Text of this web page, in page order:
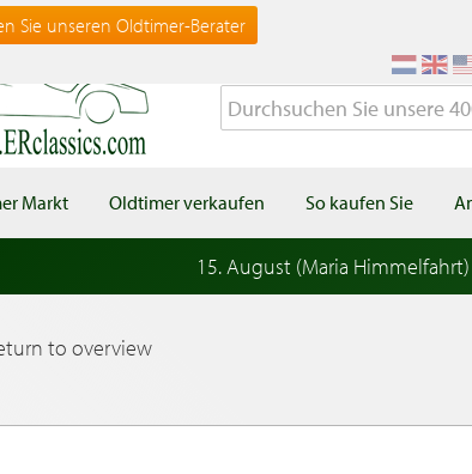
Sie unseren Oldtimer-Berater
Markt Oldtimer verkaufen So kaufen Sie
15. August (Maria Himmelfahrt)
to overview